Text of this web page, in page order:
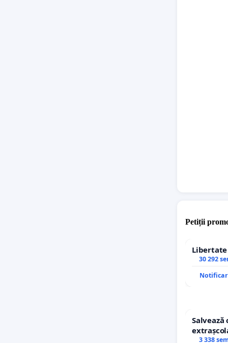
Petiții
Libertate
30 292
copiilor
3 338